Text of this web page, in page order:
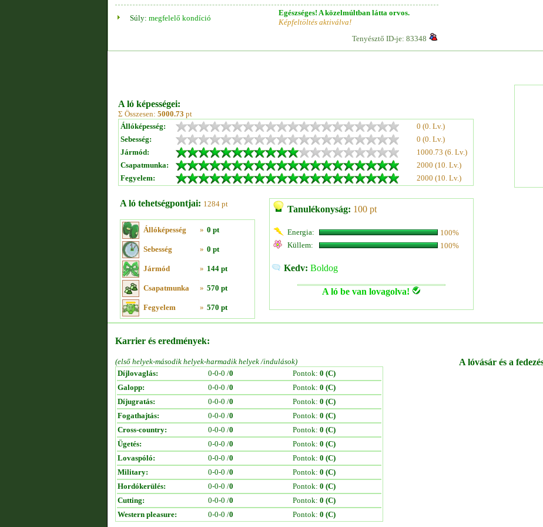
Súly: megfelelő kondíció
Egészséges! A közelmúltban látta orvos.
Képfeltöltés aktiválva!
Tenyésztő ID-je: 83348
A ló képességei:
Σ Összesen: 5000.73 pt
Állóképesség:
0 (0. Lv.)
Sebesség:
0 (0. Lv.)
Jármód:
1000.73 (6. Lv.)
Csapatmunka:
2000 (10. Lv.)
Fegyelem:
2000 (10. Lv.)
A ló tehetségpontjai: 1284 pt
Állóképesség » 0 pt
Sebesség » 0 pt
Jármód » 144 pt
Csapatmunka » 570 pt
Fegyelem » 570 pt
Tanulékonyság: 100 pt
Energia:
100%
Küllem:
100%
Kedv: Boldog
A ló be van lovagolva!
Karrier és eredmények:
(első helyek-második helyek-harmadik helyek /indulások)
Díjlovaglás:
0-0-0 /0 Pontok: 0 (C)
Galopp:
0-0-0 /0 Pontok: 0 (C)
Díjugratás:
0-0-0 /0 Pontok: 0 (C)
Fogathajtás:
0-0-0 /0 Pontok: 0 (C)
Cross-country:
0-0-0 /0 Pontok: 0 (C)
Ügetés:
0-0-0 /0 Pontok: 0 (C)
Lovaspóló:
0-0-0 /0 Pontok: 0 (C)
Military:
0-0-0 /0 Pontok: 0 (C)
Hordókerülés:
0-0-0 /0 Pontok: 0 (C)
Cutting:
0-0-0 /0 Pontok: 0 (C)
Western pleasure:
0-0-0 /0 Pontok: 0 (C)
A lóvásár és a